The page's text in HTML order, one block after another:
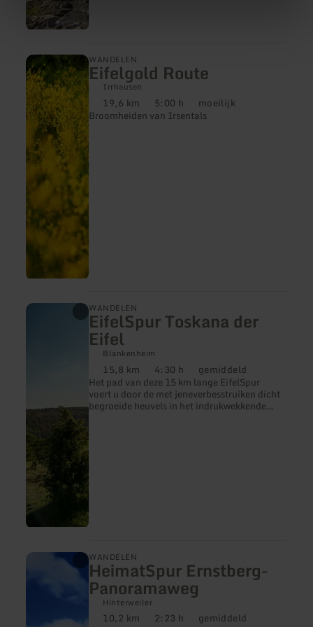
WANDELEN
Eifelgold Route
Irrhausen
Afstand:
19,6 km Duur:5:00 h Moeilijkheidsgraad:
moeilijk
Broomheiden van Irsentals
meer
informatie
over:
Eifelgold
Route
WANDELEN
EifelSpur Toskana der
Eifel
Blankenheim
Afstand:
15,8 km Duur:
4:30 h Moeilijkheidsgraad:
gemiddeld
Het pad van deze 15 km lange EifelSpur
voert u door de met jeneverbesstruiken dicht
begroeide heuvels in het indrukwekkende
meer
WANDELEN
HeimatSpur Ernstberg-
Panoramaweg
Hinterweiler
Afstand:
10,2 km Duur:
2:23 h Moeilijkheidsgraad:
gemiddeld
meer
informatie